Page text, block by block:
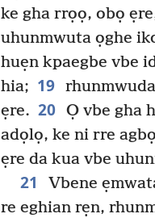
ke gha rrọọ, obọ
uhunmwuta ọghe
huẹn kpaegbe vbe
hia; 19
ẹre. 20 Ọ vbe gha
adọlọ, ke ni rre
ẹre da kua vbe
21
Vbene
re eghian rẹn,